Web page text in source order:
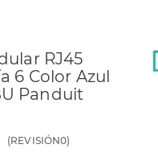
RJ45
6 Color Azul
Panduit
(REVISIÓN0)